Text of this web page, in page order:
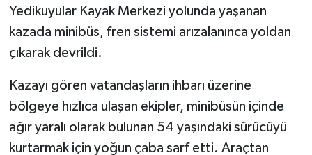
Yedikuyular Kayak Merkezi yolunda yaşanan
kazada minibüs, fren sistemi arızalanınca yoldan
çıkarak devrildi.
Kazayı gören vatandaşların ihbarı üzerine
bölgeye hızlıca ulaşan ekipler, minibüsün içinde
ağır yaralı olarak bulunan 54 yaşındaki sürücüyü
kurtarmak için yoğun çaba sarf etti. Araçtan
KADIN-AİLE
YEREL YÖNETİM
MEDYA
SEÇİM 2011
ÜÇÜNCÜ SAYFA